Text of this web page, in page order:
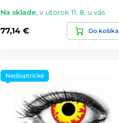
Na sklade, v utorok 11. 8. u vás
77,14 € Do košíka
Nedioptrické